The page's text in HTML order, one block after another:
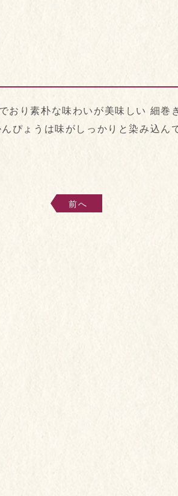
おり素朴な味わいが美味しい 細巻
ぴょうは味がしっかりと染み込ん
前へ